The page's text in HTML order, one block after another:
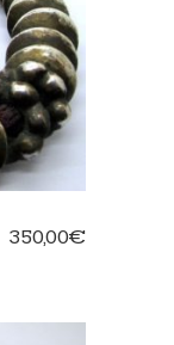
350,00€